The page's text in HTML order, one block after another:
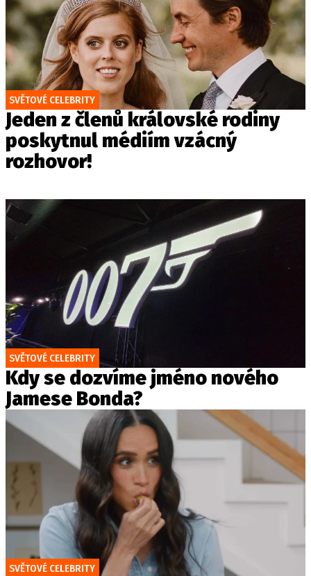
SVĚTOVÉ CELEBRITY
Jeden z členů královské rodiny
poskytnul médiím vzácný
rozhovor!
SVĚTOVÉ CELEBRITY
Kdy se dozvíme jméno nového
Jamese Bonda?
SVĚTOVÉ CELEBRITY